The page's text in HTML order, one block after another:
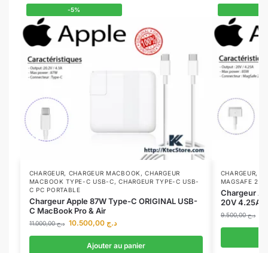
-5%
CHARGEUR, CHARGEUR MACBOOK ,CHARGEUR
MACBOOK TYPE-C USB-C,CHARGEUR TYPE-C USB-
C PC PORTABLE
Chargeur Apple 87W Type-C ORIGINAL USB-
C MacBook Pro & Air
د.ج11.000,00 د.ج 10.500,00
Ajouter au panier
CHARGEUR,
MAGSAFE 2
Chargeur
20V 4.25A
د.ج9.500,00